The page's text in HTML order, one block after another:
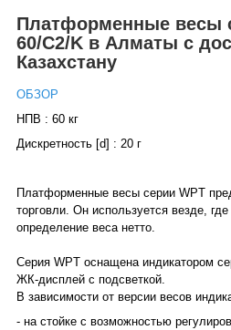
Платформенные весы
60/C2/K в Алматы с
Казахстану
ОБЗОР
НПВ : 60 кг
Дискретность [d] : 20 г
Платформенные весы серии WPT
торговли. Он используется везде,
определение веса нетто.
Серия WPT оснащена индикатором
ЖК-дисплей с подсветкой.
В зависимости от версии весов
- на стойке с возможностью